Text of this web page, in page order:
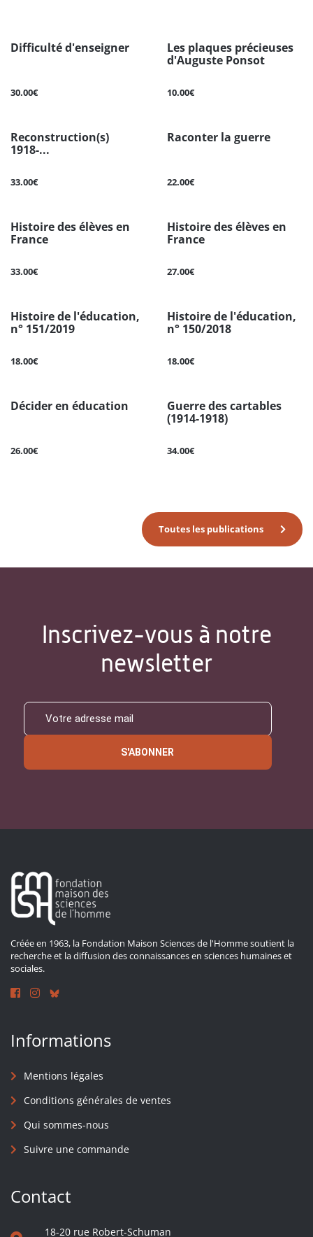
Difficulté d'enseigner
30.00€
Les plaques précieuses
d'Auguste Ponsot
10.00€
Reconstruction(s)
1918-...
33.00€
Raconter la guerre
22.00€
Histoire des élèves en
France
33.00€
Histoire des élèves en
France
27.00€
Histoire de l'éducation,
n° 151/2019
18.00€
Histoire de l'éducation,
n° 150/2018
18.00€
Décider en éducation
26.00€
Guerre des cartables
(1914-1918)
34.00€
Toutes les publications
Inscrivez-vous à notre
newsletter
S'ABONNER
Créée en 1963, la Fondation Maison Sciences de l'Homme soutient la
recherche et la diffusion des connaissances en sciences humaines et
sociales.
Informations
Mentions légales
Conditions générales de ventes
Qui sommes-nous
Suivre une commande
Contact
18-20 rue Robert-Schuman